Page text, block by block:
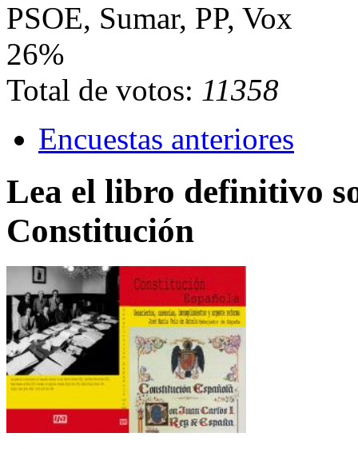
PSOE, Sumar, PP, Vox
26%
Total de votos: 11358
Encuestas anteriores
Lea el libro definitivo
Constitución